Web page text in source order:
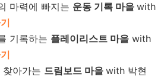
마력에 빠지는 운동 기록 마을 with
기록하는 플레이리스트 마을 with
아가는 드림보드 마을 with 박현